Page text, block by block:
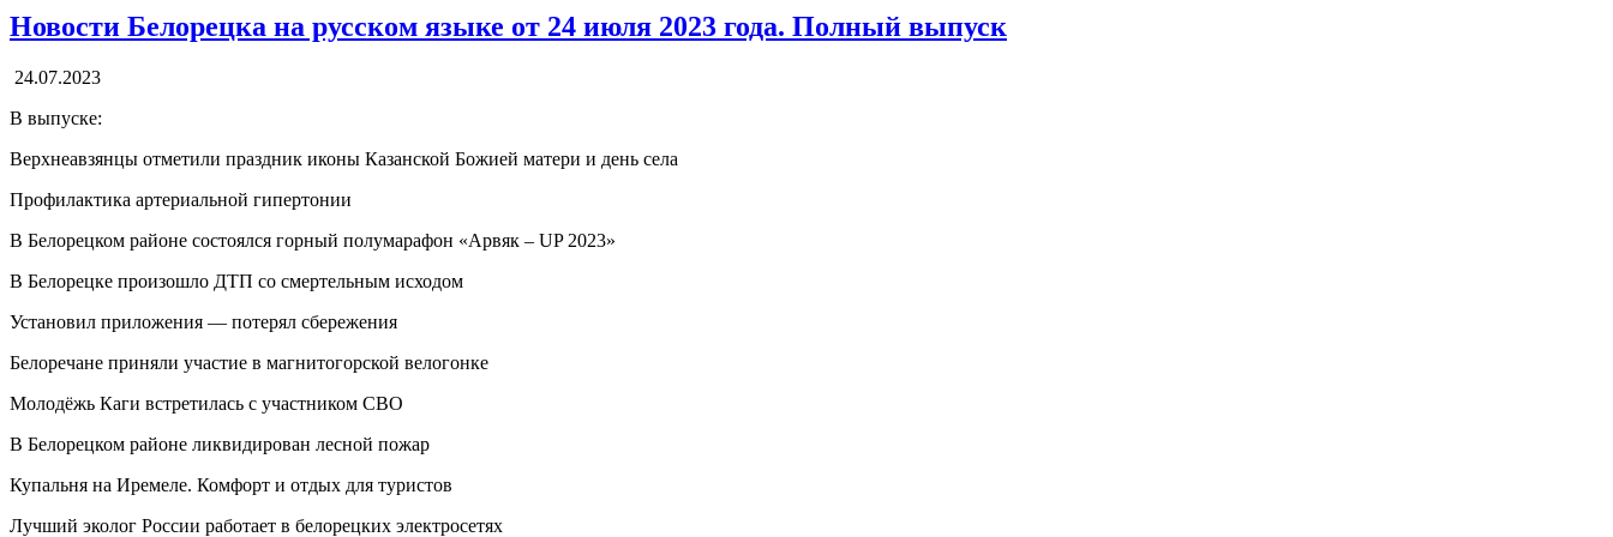
Новости Белорецка на русском языке от 24 июля 2023 года. Полный выпуск
24.07.2023
В выпуске:
Верхнеавзянцы отметили праздник иконы Казанской Божией матери и день села
Профилактика артериальной гипертонии
В Белорецком районе состоялся горный полумарафон «Арвяк – UP 2023»
В Белорецке произошло ДТП со смертельным исходом
Установил приложения — потерял сбережения
Белоречане приняли участие в магнитогорской велогонке
Молодёжь Каги встретилась с участником СВО
В Белорецком районе ликвидирован лесной пожар
Купальня на Иремеле. Комфорт и отдых для туристов
Лучший эколог России работает в белорецких электросетях